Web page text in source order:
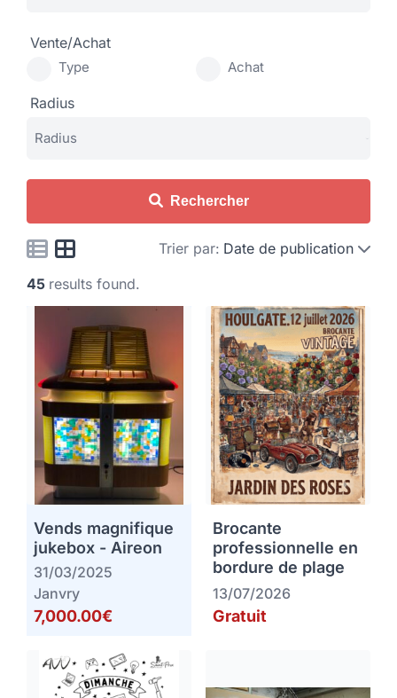
Vente/Achat
Type Achat
Radius
Rechercher
Trier par: Date de publication
45 results found.
Vends magnifique
jukebox - Aireon
31/03/2025
Janvry
7,000.00€
Brocante
professionnelle en
bordure de plage
13/07/2026
Gratuit